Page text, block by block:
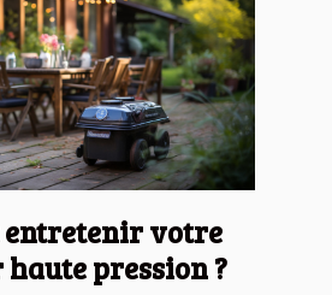
entretenir votre
pression ?